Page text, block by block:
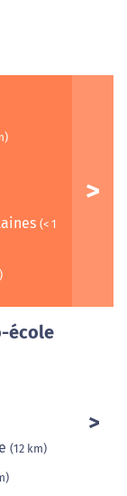
(< 1
école
(12 km)